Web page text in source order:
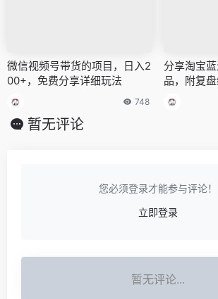
微信视频号带货的项目，日入2
00+，免费分享详细玩法
748
分享淘宝
品，附复
暂无评论
您必须登录才能参与评论！
立即登录
暂无评论...